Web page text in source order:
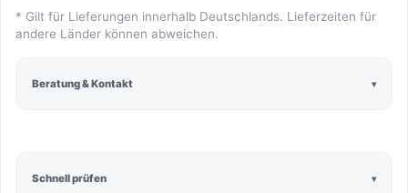
Schnell prüfen
* Gilt für Lieferungen innerhalb Deutschlands. Lieferzeiten für
andere Länder können abweichen.
Beratung & Kontakt